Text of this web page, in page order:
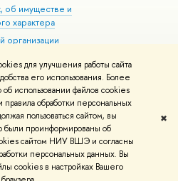
для улучшения работы сайта
его использования. Более
использовании файлов cookies
правила обработки персональных
пользоваться сайтом, вы
были проинформированы об
сайтом НИУ ВШЭ и согласны
персональных данных. Вы
cookies в настройках Вашего
✖
об имуществе и
характера
организации
здоровья
и контакты Условия использования
Карта сайта
вШколе дизайна НИУ ВШЭ